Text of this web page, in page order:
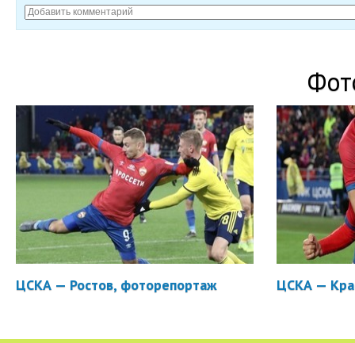
ЦСКА — Ростов, фоторепортаж ЦСКА —